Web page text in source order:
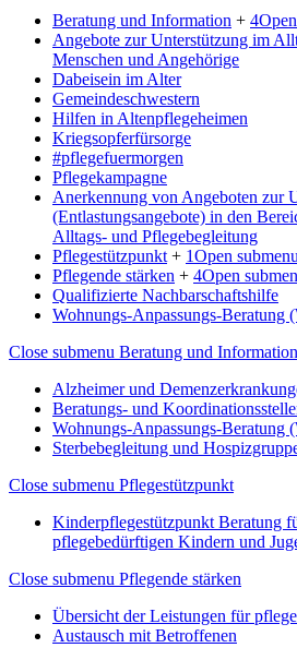
Beratung und Information + 4
Angebote zur Unterstützung im
Menschen und Angehörige
Dabeisein im Alter
Gemeindeschwestern
Hilfen in Altenpflegeheimen
Kriegsopferfürsorge
#pflegefuermorgen
Pflegekampagne
Anerkennung von Angeboten zur
(Entlastungsangebote) in den
Alltags- und Pflegebegleitung
Pflegestützpunkt + 1Open submenu
Pflegende stärken + 4Open
Qualifizierte Nachbarschaftshilfe
Wohnungs-Anpassungs-Beratung
Close submenu Beratung und Information
Alzheimer und
Beratungs- und
Wohnungs-Anpassungs-Beratung
Sterbebegleitung und
Close submenu Pflegestützpunkt
Kinderpflegestützpunkt Beratung
pflegebedürftigen Kindern und
Close submenu Pflegende stärken
Übersicht der Leistungen für
Austausch mit Betroffenen